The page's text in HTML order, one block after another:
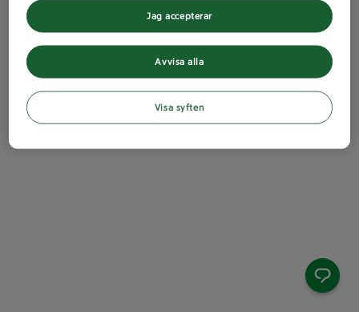
Avvisa alla
Jag accepterar
Visa syften